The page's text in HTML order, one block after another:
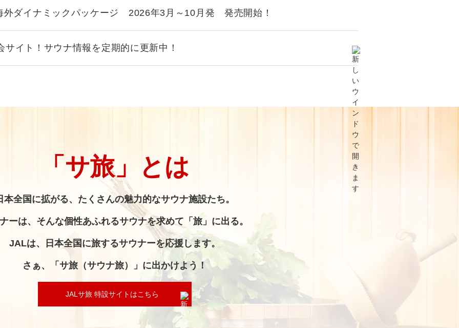
ダイナミックパッケージ 2026年3月～10月発 発売開始！
イト！サウナ情報を定期的に更新中！
「サ旅」とは
本全国に拡がる、 たくさんの魅力的なサウナ施設たち。
ーは、 そんな個性あふれるサウナを求めて「旅」に出る。
JALは、日本全国に旅するサウナーを応援します。
さぁ、「サ旅（サウナ旅）」に出かけよう！
JALサ旅 特設サイトはこちら